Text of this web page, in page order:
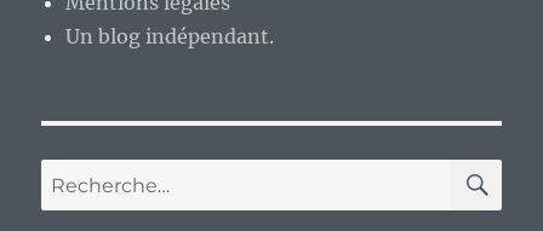
Un blog indépendant.
Recherche
pour :